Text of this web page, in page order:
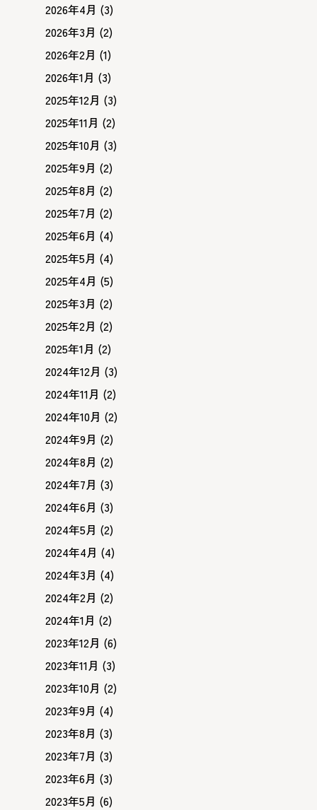
2026年4月 (3)
2026年3月 (2)
2026年2月 (1)
2026年1月 (3)
2025年12月 (3)
2025年11月 (2)
2025年10月 (3)
2025年9月 (2)
2025年8月 (2)
2025年7月 (2)
2025年6月 (4)
2025年5月 (4)
2025年4月 (5)
2025年3月 (2)
2025年2月 (2)
2025年1月 (2)
2024年12月 (3)
2024年11月 (2)
2024年10月 (2)
2024年9月 (2)
2024年8月 (2)
2024年7月 (3)
2024年6月 (3)
2024年5月 (2)
2024年4月 (4)
2024年3月 (4)
2024年2月 (2)
2024年1月 (2)
2023年12月 (6)
2023年11月 (3)
2023年10月 (2)
2023年9月 (4)
2023年8月 (3)
2023年7月 (3)
2023年6月 (3)
2023年5月 (6)